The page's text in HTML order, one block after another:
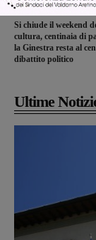
Articolo precedente
Si chiude il weekend
cultura, centinaia di
la Ginestra resta al
dibattito politico
Ultime